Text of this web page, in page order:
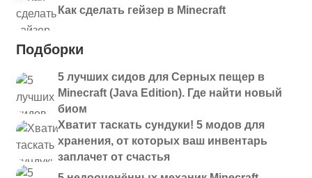
Как сделать гейзер в Minecraft
Подборки
5 лучших сидов для Серных пещер в
Minecraft (Java Edition). Где найти новый
биом
Хватит таскать сундуки! 5 модов для
хранения, от которых ваш инвентарь
заплачет от счастья